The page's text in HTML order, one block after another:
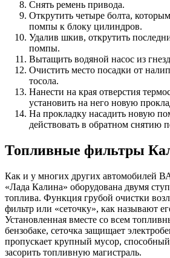
Снять ремень привода.
Открутить четыре болта,
помпы к блоку цилиндров.
Удалив шкив, открутить
помпы.
Вытащить водяной насос из
Очистить место посадки от
тосола.
Нанести на края отверстия
установить на него новую
На прокладку насадить новую
действовать в обратном снятию
Топливные фильтры
Как и у многих других автомобилей
«Лада Калина» оборудована двумя
топлива. Функция грубой очистки
фильтр или «сеточку», как называют
Установленная вместе со всем
бензобаке, сеточка защищает
пропускает крупный мусор,
засорить топливную магистраль.